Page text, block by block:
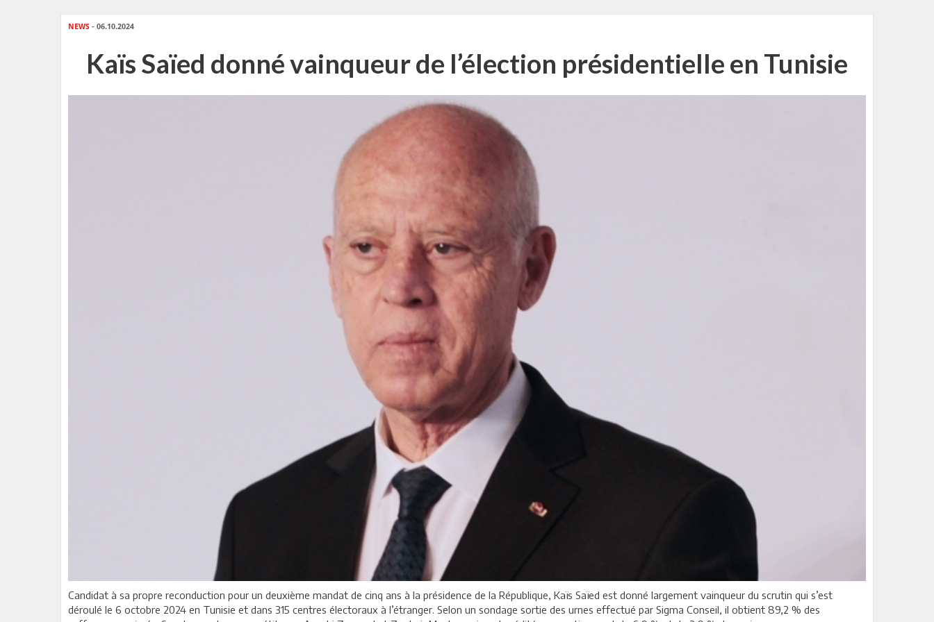
NEWS - 06.10.2024
Kaïs Saïed donné vainqueur de l’élection présidentielle en Tunisie
Candidat à sa propre reconduction pour un deuxième mandat de cinq ans à la présidence de la République, Kaïs Saïed est donné largement vainqueur du scrutin qui s’est
déroulé le 6 octobre 2024 en Tunisie et dans 315 centres électoraux à l’étranger. Selon un sondage sortie des urnes effectué par Sigma Conseil, il obtient 89,2 % des